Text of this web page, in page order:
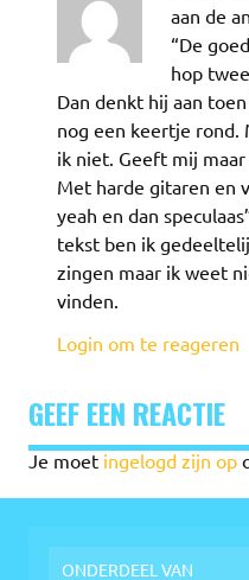
aan de
“De
hop
Dan denkt hij aan
nog een keertje rond.
ik niet. Geeft mij
Met harde gitaren en
yeah en dan
tekst ben ik
zingen maar ik weet
vinden.
Login om te reageren
GEEF EEN REACTIE
Je moet ingelogd zijn op
ONDERDEEL VAN